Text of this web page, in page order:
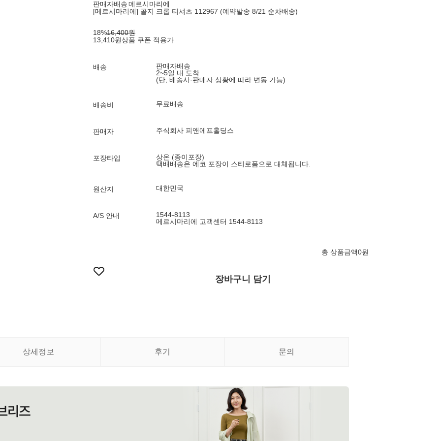
판매자배송메르시마리에
[메르시마리에] 골지 크롭 티셔츠 112967 (예약발송 8/21 순차배송)
18%16,400원
13,410원상품 쿠폰 적용가
배송
판매자배송
2~5일 내 도착
(단, 배송사·판매자 상황에 따라 변동 가능)
배송비 무료배송
판매자 주식회사 피앤에프홀딩스
포장타입
상온 (종이포장)
택배배송은 에코 포장이 스티로폼으로 대체됩니다.
원산지 대한민국
A/S 안내
1544-8113
메르시마리에 고객센터 1544-8113
총 상품금액0원
장바구니 담기
상세정보 후기 문의